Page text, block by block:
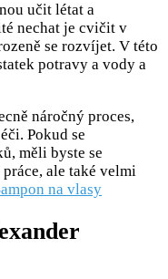
učit létat a
nechat je cvičit v
se rozvíjet. V této
potravy a vody a
náročný proces,
Pokud se
měli byste se
ale také velmi
na vlasy